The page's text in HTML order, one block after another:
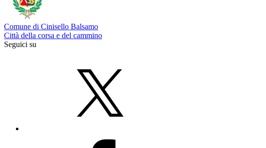
Comune di Cinisello Balsamo
Città della corsa e del cammino
Seguici su